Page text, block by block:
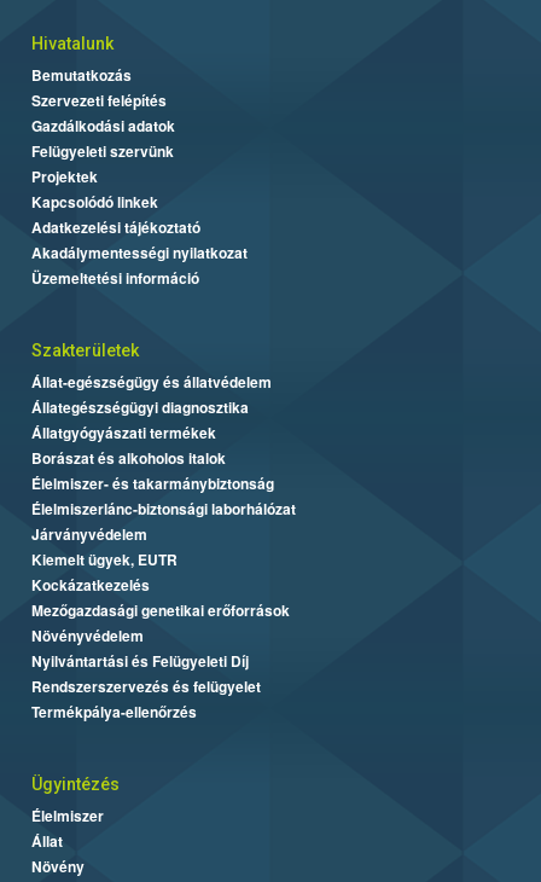
Hivatalunk
Bemutatkozás
Szervezeti felépítés
Gazdálkodási adatok
Felügyeleti szervünk
Projektek
Kapcsolódó linkek
Adatkezelési tájékoztató
Akadálymentességi nyilatkozat
Üzemeltetési információ
Szakterületek
Állat-egészségügy és állatvédelem
Állategészségügyi diagnosztika
Állatgyógyászati termékek
Borászat és alkoholos italok
Élelmiszer- és takarmánybiztonság
Élelmiszerlánc-biztonsági laborhálózat
Járványvédelem
Kiemelt ügyek, EUTR
Kockázatkezelés
Mezőgazdasági genetikai erőforrások
Növényvédelem
Nyilvántartási és Felügyeleti Díj
Rendszerszervezés és felügyelet
Termékpálya-ellenőrzés
Ügyintézés
Élelmiszer
Állat
Növény